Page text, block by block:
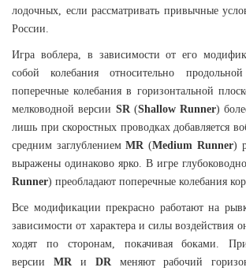
лодочных, если рассматривать привычные
России.
Игра воблера, в зависимости от его
собой колебания относительно
поперечные колебания в горизонтальной
мелководной версии SR (Shallow Runner)
лишь при скоростных проводках добавляется
средним заглублением MR (Medium Runner)
выражены одинаково ярко. В игре
Runner) преобладают поперечные колебания
Все модификации прекрасно работают на
зависимости от характера и силы воздействия
ходят по сторонам, покачивая боками.
версии
MR и DR
меняют рабочий